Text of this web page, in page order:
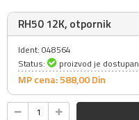
RH50 12K, otpornik
Ident: 048564
Status:
proizvod je dostupan
MP cena: 588,00Din